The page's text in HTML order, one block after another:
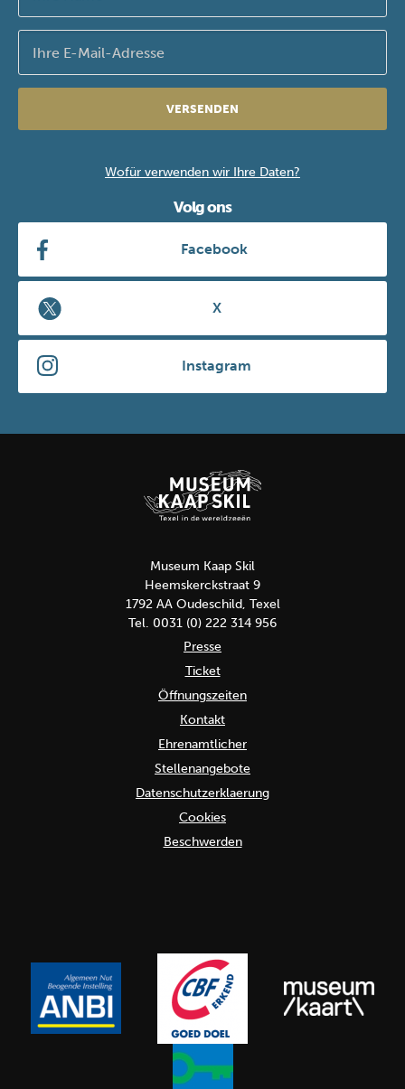
VERSENDEN
Wofür verwenden wir Ihre Daten?
Volg ons
Facebook
X
Instagram
Museum Kaap Skil
Heemskerckstraat 9
1792 AA Oudeschild, Texel
Tel. 0031 (0) 222 314 956
Presse
Ticket
Öffnungszeiten
Kontakt
Ehrenamtlicher
Stellenangebote
Datenschutzerklaerung
Cookies
Beschwerden